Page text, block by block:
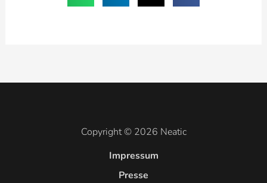
Copyright © 2026 Neatic
Impressum
Presse